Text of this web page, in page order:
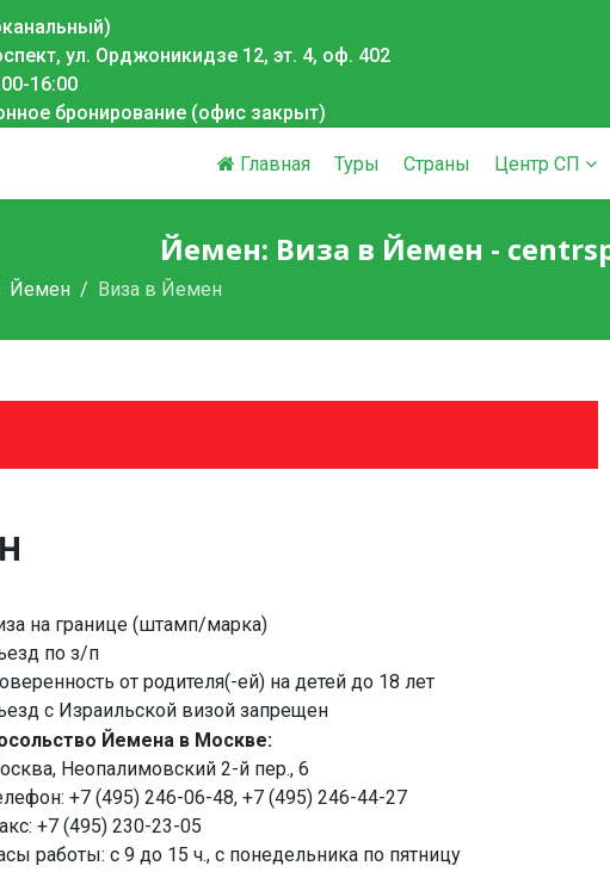
ул. Орджоникидзе 12, эт. 4, оф. 402
16:00
бронирование (офис закрыт)
Главная Туры Страны Центр СП
Йемен: Виза в Йемен -
Йемен Виза в Йемен
на границе (штамп/марка)
по з/п
от родителя(-ей) на детей до 18 лет
с Израильской визой запрещен
Йемена в Москве:
Неопалимовский 2-й пер., 6
+7 (495) 246-06-48, +7 (495) 246-44-27
+7 (495) 230-23-05
работы: с 9 до 15 ч., с понедельника по пятницу